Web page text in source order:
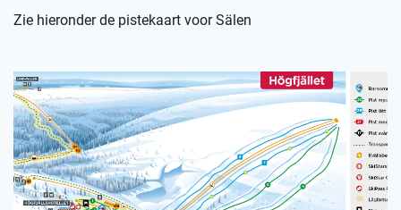
Zie hieronder de pistekaart voor Sälen